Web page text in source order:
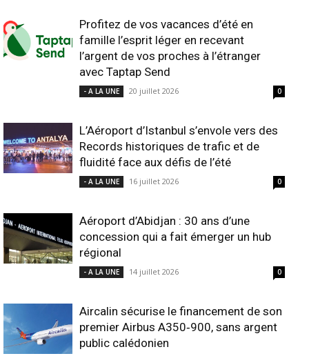
Profitez de vos vacances d’été en
famille l’esprit léger en recevant
l’argent de vos proches à l’étranger
avec Taptap Send
- A LA UNE 20 juillet 2026 0
L’Aéroport d’Istanbul s’envole vers des
Records historiques de trafic et de
fluidité face aux défis de l’été
- A LA UNE 16 juillet 2026 0
Aéroport d’Abidjan : 30 ans d’une
concession qui a fait émerger un hub
régional
- A LA UNE 14 juillet 2026 0
Aircalin sécurise le financement de son
premier Airbus A350‑900, sans argent
public calédonien